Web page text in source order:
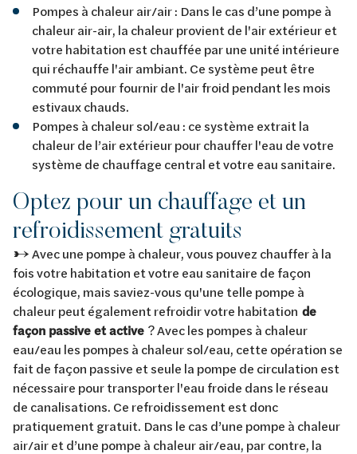
Pompes à chaleur air/air : Dans le cas d’une pompe à
chaleur air-air, la chaleur provient de l'air extérieur et
votre habitation est chauffée par une unité intérieure
qui réchauffe l'air ambiant. Ce système peut être
commuté pour fournir de l'air froid pendant les mois
estivaux chauds.
Pompes à chaleur sol/eau : ce système extrait la
chaleur de l’air extérieur pour chauffer l'eau de votre
système de chauffage central et votre eau sanitaire.
Optez pour un chauffage et un
refroidissement gratuits
→ Avec une pompe à chaleur, vous pouvez chauffer à la
fois votre habitation et votre eau sanitaire de façon
écologique, mais saviez-vous qu'une telle pompe à
chaleur peut également refroidir votre habitation de
façon passive et active ? Avec les pompes à chaleur
eau/eau les pompes à chaleur sol/eau, cette opération se
fait de façon passive et seule la pompe de circulation est
nécessaire pour transporter l'eau froide dans le réseau
de canalisations. Ce refroidissement est donc
pratiquement gratuit. Dans le cas d’une pompe à chaleur
air/air et d’une pompe à chaleur air/eau, par contre, la